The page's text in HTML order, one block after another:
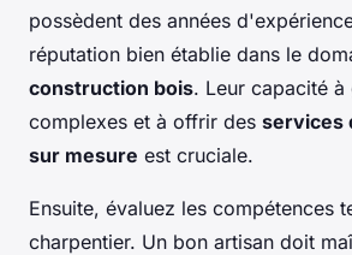
possèdent des années
réputation bien établie dans le
construction bois. Leur capacité
complexes et à offrir des services
sur mesure est cruciale.
Ensuite, évaluez les compétences
charpentier. Un bon artisan doit